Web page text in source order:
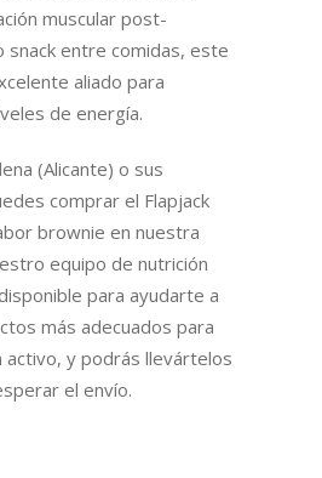
muscular post-
snack entre comidas, este
aliado para
de energía.
(Alicante) o sus
comprar el Flapjack
brownie en nuestra
equipo de nutrición
para ayudarte a
más adecuados para
y podrás llevártelos
el envío.